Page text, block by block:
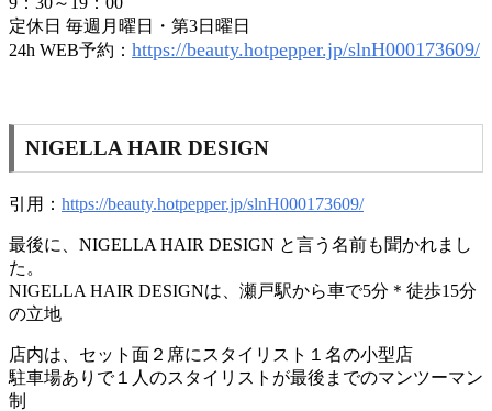
定休日 毎週月曜日・第3日曜日
24h WEB予約： https://beauty.hotpepper.jp/slnH000173609/
NIGELLA HAIR DESIGN
引用： https://beauty.hotpepper.jp/slnH000173609/
最後に、NIGELLA HAIR DESIGN と言う名前も聞かれまし
た。
NIGELLA HAIR DESIGNは、瀬戸駅から車で5分＊徒歩15分
の立地
店内は、セット面２席にスタイリスト１名の小型店
駐車場ありで１人のスタイリストが最後までのマンツーマン
制